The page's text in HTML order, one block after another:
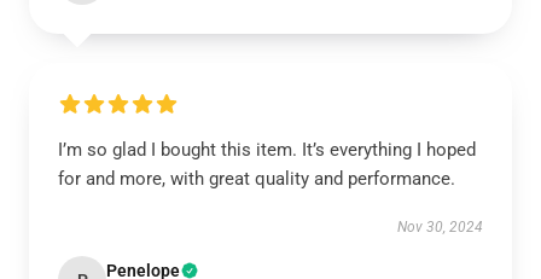
I’m so glad I bought this item. It’s everything I hoped
for and more, with great quality and performance.
Nov 30, 2024
Penelope